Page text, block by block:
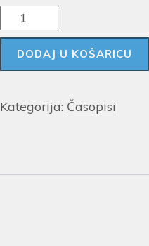
DODAJ U KOŠARICU
Kategorija: Časopisi